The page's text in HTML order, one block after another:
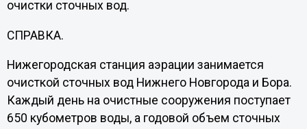
очистки сточных вод.
СПРАВКА.
Нижегородская станция аэрации занимается
очисткой сточных вод Нижнего Новгорода и Бора.
Каждый день на очистные сооружения поступает
650 кубометров воды, а годовой объем сточных